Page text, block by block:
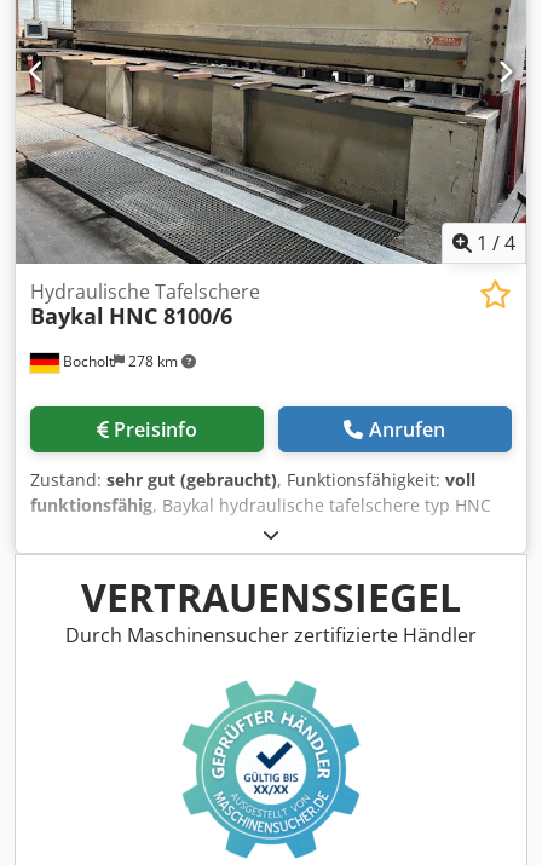
1 /4
Bocholt 278 km
Hydraulische Tafelschere
Baykal HNC 8100/6
Preisinfo Anrufen
Zustand: sehr gut (gebraucht), Funktionsfähigkeit: voll
funktionsfähig, Baykal hydraulische tafelschere typ HNC
8100/6 arbeitsbreite 8100 mm Codpex Rbhdsfx Ag Isha
max blechdicke 6 mm motorische hinteranschalg
automatische schnittspalteinstellung automatische
winkelverstellung blechhochhalte einrichtung
VERTRAUENSSIEGEL
Durch Maschinensucher zertifizierte Händler